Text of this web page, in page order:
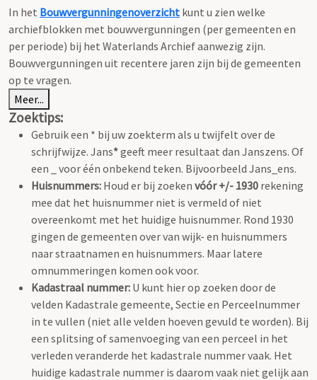
In het Bouwvergunningenoverzicht kunt u zien welke
archiefblokken met bouwvergunningen (per gemeenten en
per periode) bij het Waterlands Archief aanwezig zijn.
Bouwvergunningen uit recentere jaren zijn bij de gemeenten
op te vragen.
Meer...
Zoektips:
Gebruik een * bij uw zoekterm als u twijfelt over de
schrijfwijze. Jans*geeft meer resultaat dan Janszens. Of
een _ voor één onbekend teken. Bijvoorbeeld Jans_ens.
Huisnummers: Houd er bij zoeken vóór +/- 1930 rekening
mee dat het huisnummer niet is vermeld of niet
overeenkomt met het huidige huisnummer. Rond 1930
gingen de gemeenten over van wijk- en huisnummers
naar straatnamen en huisnummers. Maar latere
omnummeringen komen ook voor.
Kadastraal nummer: U kunt hier op zoeken door de
velden Kadastrale gemeente, Sectie en Perceelnummer
in te vullen (niet alle velden hoeven gevuld te worden). Bij
een splitsing of samenvoeging van een perceel in het
verleden veranderde het kadastrale nummer vaak. Het
huidige kadastrale nummer is daarom vaak niet gelijk aan